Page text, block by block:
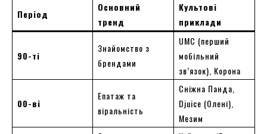
Період
Основний
тренд
Культові
приклади
90-ті
Знайомство з
брендами
UMC (перший
мобільний
зв’язок), Корона
00-ві
Епатаж та
віральність
Сніжна Панда,
Djuice (Олені),
Мезим